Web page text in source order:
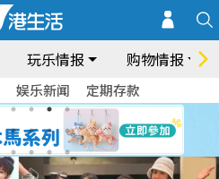
玩乐情报 购物情报
娱乐新闻 定期存款